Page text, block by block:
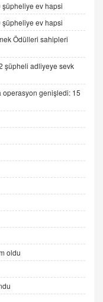
Vurulan Şamar:
Yürüyoruz"
Açmadan Önce
şüpheliye ev hapsi
şüpheliye ev hapsi
Ödülleri sahipleri
şüpheli adliyeye sevk
operasyon genişledi: 15
oldu